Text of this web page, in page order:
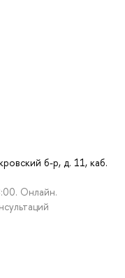
б-р, д. 11, каб.
Онлайн.